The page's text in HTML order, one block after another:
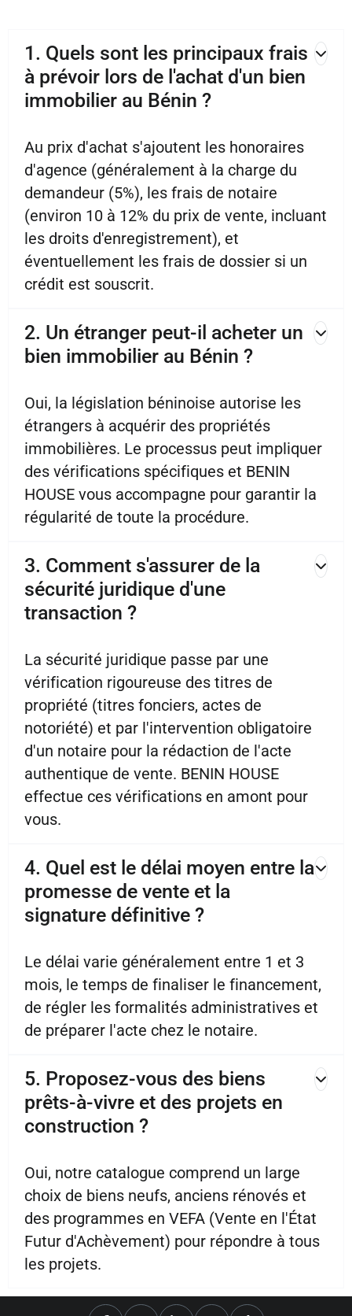
1. Quels sont les principaux frais
à prévoir lors de l'achat d'un bien
immobilier au Bénin ?
Au prix d'achat s'ajoutent les honoraires
d'agence (généralement à la charge du
demandeur (5%), les frais de notaire
(environ 10 à 12% du prix de vente, incluant
les droits d'enregistrement), et
éventuellement les frais de dossier si un
crédit est souscrit.
2. Un étranger peut-il acheter un
bien immobilier au Bénin ?
Oui, la législation béninoise autorise les
étrangers à acquérir des propriétés
immobilières. Le processus peut impliquer
des vérifications spécifiques et BENIN
HOUSE vous accompagne pour garantir la
régularité de toute la procédure.
3. Comment s'assurer de la
sécurité juridique d'une
transaction ?
La sécurité juridique passe par une
vérification rigoureuse des titres de
propriété (titres fonciers, actes de
notoriété) et par l'intervention obligatoire
d'un notaire pour la rédaction de l'acte
authentique de vente. BENIN HOUSE
effectue ces vérifications en amont pour
vous.
4. Quel est le délai moyen entre la
promesse de vente et la
signature définitive ?
Le délai varie généralement entre 1 et 3
mois, le temps de finaliser le financement,
de régler les formalités administratives et
de préparer l'acte chez le notaire.
5. Proposez-vous des biens
prêts-à-vivre et des projets en
construction ?
Oui, notre catalogue comprend un large
choix de biens neufs, anciens rénovés et
des programmes en VEFA (Vente en l'État
Futur d'Achèvement) pour répondre à tous
les projets.